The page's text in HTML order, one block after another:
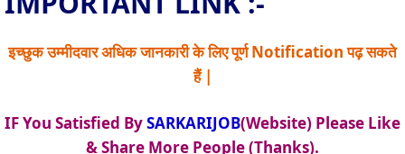
इच्छुक उम्मीदवार अधिक जानकारी के लिए पूर्ण Notification पढ़ सकते
हैं |
IF You Satisfied BySARKARIJOB(Website) Please Like
& Share More People (Thanks).